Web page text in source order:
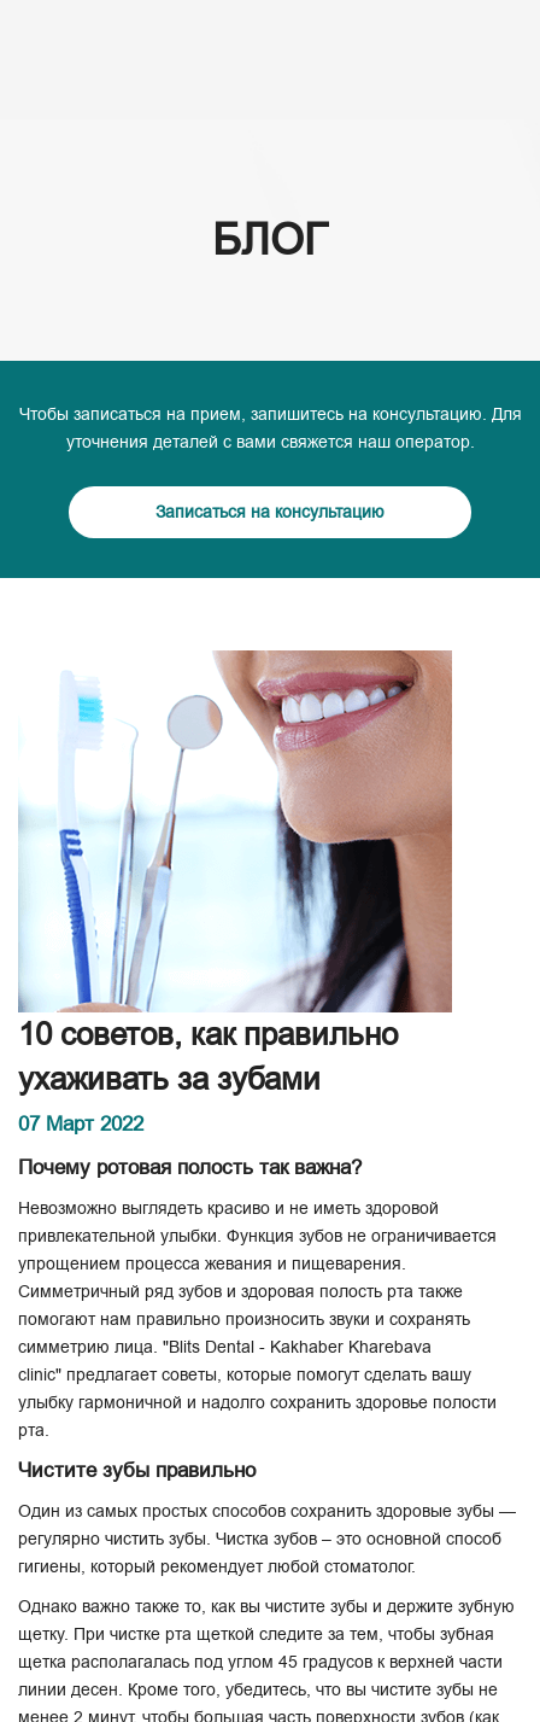
БЛОГ
Чтобы записаться на прием, запишитесь на консультацию. Для
уточнения деталей с вами свяжется наш оператор.
Записаться на консультацию
10 советов, как правильно
ухаживать за зубами
07 Март 2022
Почему ротовая полость так важна?
Невозможно выглядеть красиво и не иметь здоровой
привлекательной улыбки. Функция зубов не ограничивается
упрощением процесса жевания и пищеварения.
Симметричный ряд зубов и здоровая полость рта также
помогают нам правильно произносить звуки и сохранять
симметрию лица. "Blits Dental - Kakhaber Kharebava
clinic" предлагает советы, которые помогут сделать вашу
улыбку гармоничной и надолго сохранить здоровье полости
рта.
Чистите зубы правильно
Один из самых простых способов сохранить здоровые зубы —
регулярно чистить зубы. Чистка зубов – это основной способ
гигиены, который рекомендует любой стоматолог.
Однако важно также то, как вы чистите зубы и держите зубную
щетку. При чистке рта щеткой следите за тем, чтобы зубная
щетка располагалась под углом 45 градусов к верхней части
линии десен. Кроме того, убедитесь, что вы чистите зубы не